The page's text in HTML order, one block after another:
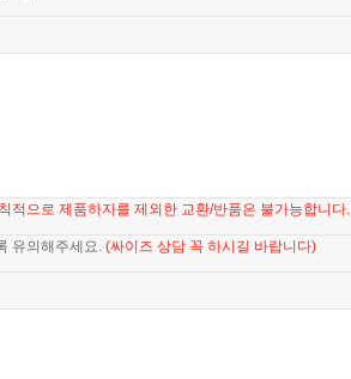
적으로 제품하자를 제외한 교환/반품은 불가능합니다.
유의해주세요. (싸이즈 상담 꼭 하시길 바랍니다)